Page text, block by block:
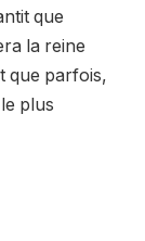
que
la reine
que parfois,
plus